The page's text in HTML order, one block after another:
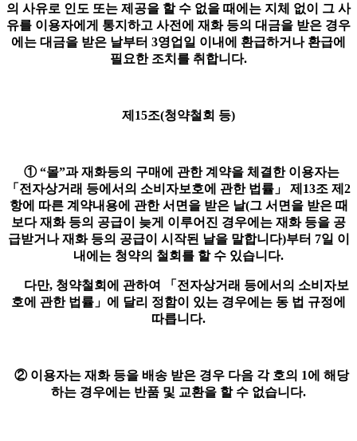
의 사유로 인도 또는 제공을 할 수 없을 때에는 지체 없이 그 사
유를 이용자에게 통지하고 사전에 재화 등의 대금을 받은 경우
에는 대금을 받은 날부터 3영업일 이내에 환급하거나 환급에
필요한 조치를 취합니다.
제15조(청약철회 등)
① “몰”과 재화등의 구매에 관한 계약을 체결한 이용자는
「전자상거래 등에서의 소비자보호에 관한 법률」 제13조 제2
항에 따른 계약내용에 관한 서면을 받은 날(그 서면을 받은 때
보다 재화 등의 공급이 늦게 이루어진 경우에는 재화 등을 공
급받거나 재화 등의 공급이 시작된 날을 말합니다)부터 7일 이
내에는 청약의 철회를 할 수 있습니다.
다만, 청약철회에 관하여 「전자상거래 등에서의 소비자보
호에 관한 법률」에 달리 정함이 있는 경우에는 동 법 규정에
따릅니다.
② 이용자는 재화 등을 배송 받은 경우 다음 각 호의 1에 해당
하는 경우에는 반품 및 교환을 할 수 없습니다.